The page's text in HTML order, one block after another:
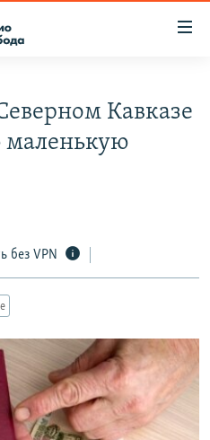
Кавказе
маленькую
без VPN